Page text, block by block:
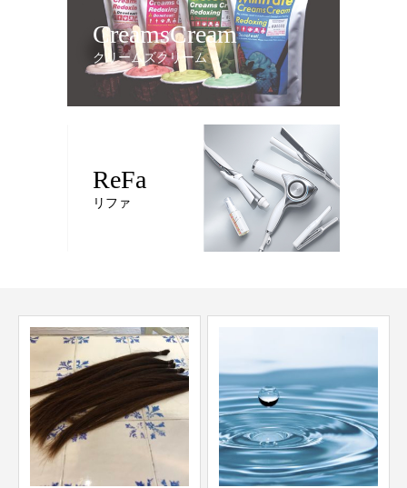
CreamsCream
クリームズクリーム
ReFa
リファ